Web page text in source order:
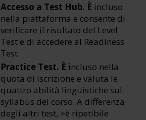
Accesso a Test Hub. È incluso
nella piattaforma e consente di
verificare il risultato del Level
Test e di accedere al Readiness
Test.
Practice Test. È incluso nella
quota di iscrizione e valuta le
quattro abilità linguistiche sul
syllabus del corso. A differenza
degli altri test, >è ripetibile